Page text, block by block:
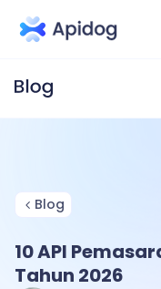
Blog
10 API
Tahun 2026